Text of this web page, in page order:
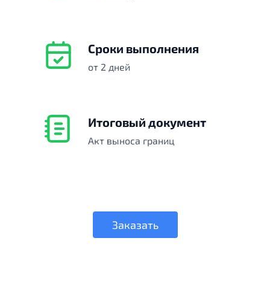
Сроки выполнения
от 2 дней
Итоговый документ
Акт выноса границ
Заказать